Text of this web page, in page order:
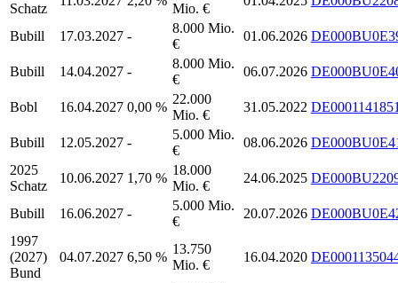
Schatz
Mio. €
Bubill 17.03.2027 -
8.000 Mio.
€
01.06.2026
Bubill 14.04.2027 -
8.000 Mio.
€
06.07.2026
Bobl 16.04.2027 0,00 %
22.000
Mio. €
31.05.2022
Bubill 12.05.2027 -
5.000 Mio.
€
08.06.2026
2025
Schatz
10.06.2027 1,70 %
18.000
Mio. €
24.06.2025
Bubill 16.06.2027 -
5.000 Mio.
€
20.07.2026
1997
(2027)
Bund
04.07.2027 6,50 %
13.750
Mio. €
16.04.2020